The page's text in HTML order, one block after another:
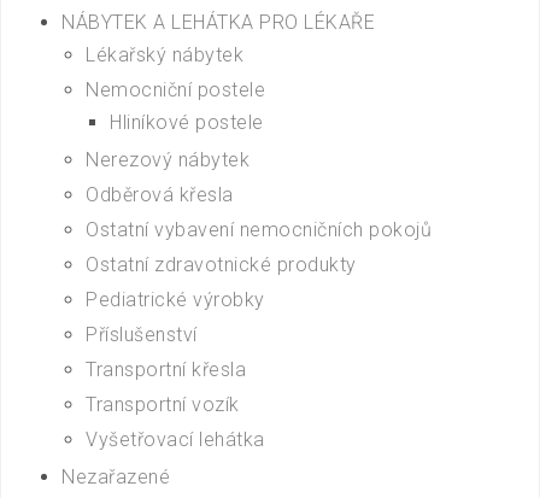
NÁBYTEK A LEHÁTKA PRO LÉKAŘE
Lékařský nábytek
Nemocniční postele
Hliníkové postele
Nerezový nábytek
Odběrová křesla
Ostatní vybavení nemocničních pokojů
Ostatní zdravotnické produkty
Pediatrické výrobky
Příslušenství
Transportní křesla
Transportní vozík
Vyšetřovací lehátka
Nezařazené